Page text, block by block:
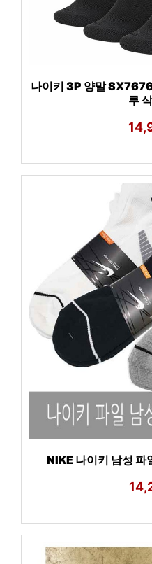
나이키 3P 양말
루
NIKE 나이키 남성 파